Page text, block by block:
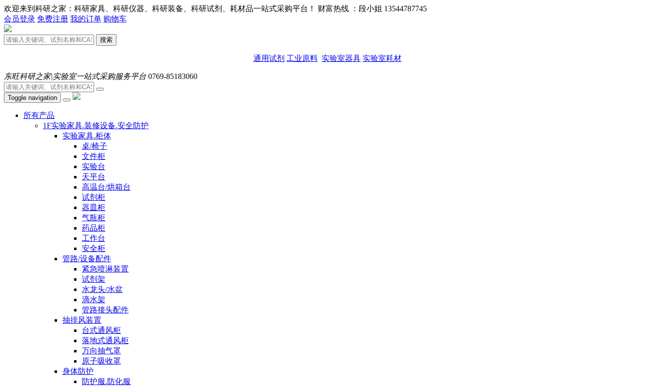
欢迎来到科研之家：科研家具、科研仪器、科研装备、科研试剂、耗材品一站式采购平台！ 财富热线 ：段小姐 13544787745
会员登录 免费注册 我的订单 购物车
搜索
通用试剂 工业原料 实验室器具 实验室耗材
东旺科研之家|实验室一站式采购服务平台 0769-85183060
Toggle navigation
所有产品
1F实验家具.装修设备.安全防护
实验家具.柜体
桌/椅子
文件柜
实验台
天平台
高温台/烘箱台
试剂柜
器皿柜
气瓶柜
药品柜
工作台
安全柜
管路/设备配件
紧急喷淋装置
试剂架
水龙头/水盆
滴水架
管路接头配件
抽排风装置
台式通风柜
落地式通风柜
万向抽气罩
原子吸收罩
身体防护
防护服.防化服